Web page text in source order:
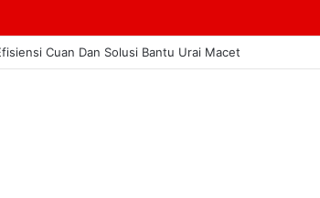
Wisata Pesisir Dongkrak Ekonomi Tanjung Benoa